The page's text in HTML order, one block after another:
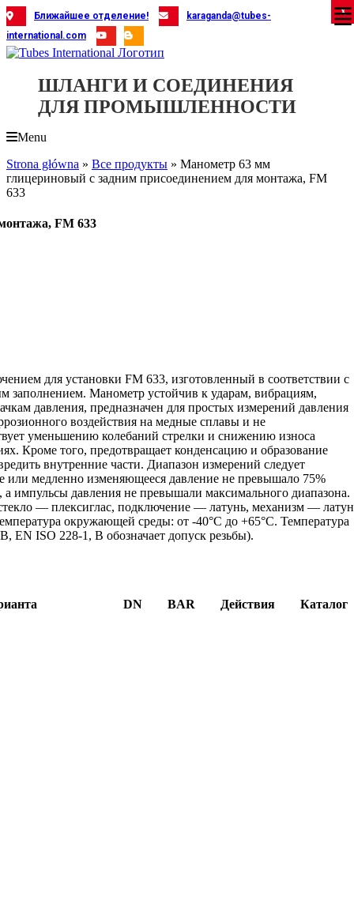
Skip
to
content
Ближайшее отделение!
karaganda@tubes-
international.com
ШЛАНГИ И СОЕДИНЕНИЯ
ДЛЯ ПРОМЫШЛЕННОСТИ
Menu
Strona główna » Все продукты » Манометр 63 мм
глицериновый с задним присоединением для монтажа, FM
633
FM 633
для установки FM 633, изготовленный в соответствии с
заполнением. Манометр устойчив к ударам, вибрациям,
давления, предназначен для простых измерений давления
воздействия на медные сплавы и не
уменьшению колебаний стрелки и снижению износа
Кроме того, предотвращает конденсацию и образование
внутренние части. Диапазон измерений следует
или медленно изменяющееся давление не превышало 75%
импульсы давления не превышали максимального диапазона.
— плексиглас, подключение — латунь, механизм —
окружающей среды: от -40°C до +65°C. Температура
EN ISO 228-1, B обозначает допуск резьбы).
DN BAR Действия Каталог
X
X
X
X
X
X
X
X
X
X
X
X
X
X
X
X
X
X
X